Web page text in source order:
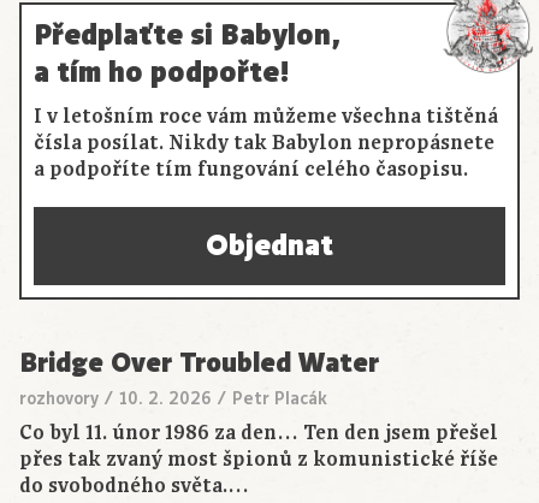
Předplaťte si Babylon,
a tím ho podpořte!
I v letošním roce vám můžeme všechna tištěná
čísla posílat. Nikdy tak Babylon nepropásnete
a podpoříte tím fungování celého časopisu.
Objednat
Bridge Over Troubled Water
rozhovory / 10. 2. 2026 / Petr Placák
Co byl 11. únor 1986 za den… Ten den jsem přešel
přes tak zvaný most špionů z komunistické říše
do svobodného světa.…